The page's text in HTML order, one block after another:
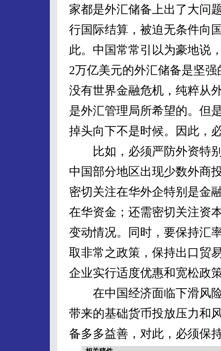
家都是外汇储备上出了大问
行国际结算，被迫无条件向
此。中国常常引以为豪地说
2万亿美元的外汇储备是坚
没有世界金融危机，纯粹从
是外汇管理局所希望的。但
掉头向下不是时候。因此，
比如，必须严防外资特别
中国部分地区出现少数外商
密切关注在华外企特别是金
在华资金；还需密切关注资
变动情况。同时，要保持汇
取非常之政策，保持出口贸
企业实行适度优惠和宽松政
在中国经济面临下滑风险
带来的基础货币投放压力和
备多多益善，对此，必须保